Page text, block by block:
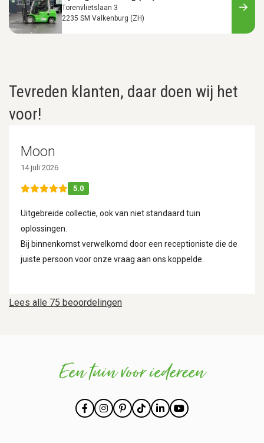
Torenvlietslaan 3
2235 SM Valkenburg (ZH)
Tevreden klanten, daar doen wij het
voor!
Lees alle 75 beoordelingen
Moon
14 juli 2026
5.0
Uitgebreide collectie, ook van niet standaard tuin
oplossingen.
Bij binnenkomst verwelkomd door een receptioniste die de
juiste persoon voor onze vraag aan ons koppelde.
Een tuin voor iedereen